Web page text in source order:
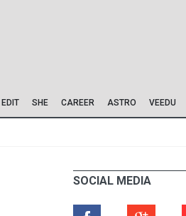
EDIT SHE CAREER ASTRO VEEDU
SOCIAL MEDIA